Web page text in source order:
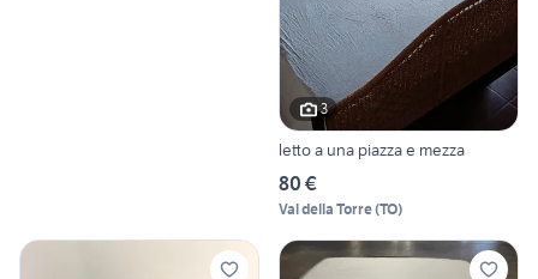
3
letto a una piazza e mezza
80 €
Val della Torre(TO)